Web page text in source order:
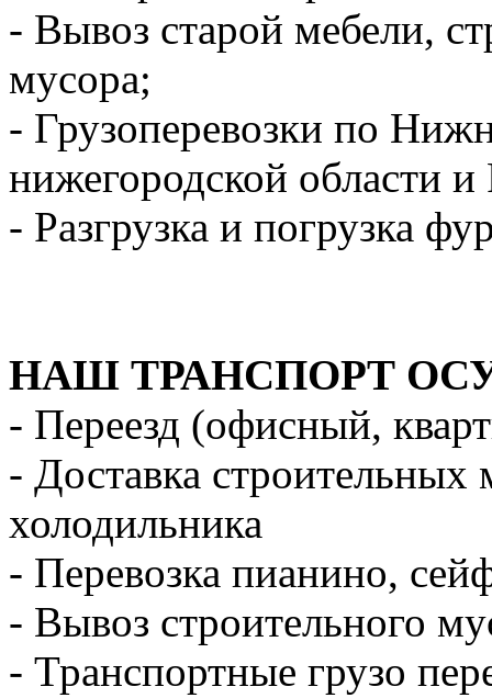
- Вывоз старой мебели,
мусора;
- Грузоперевозки по
нижегородской области и
- Разгрузка и погрузка
НАШ ТРАНСПОРТ
- Переезд (офисный,
- Доставка
холодильника
- Перевозка пианино,
- Вывоз строительного
- Транспортные грузо